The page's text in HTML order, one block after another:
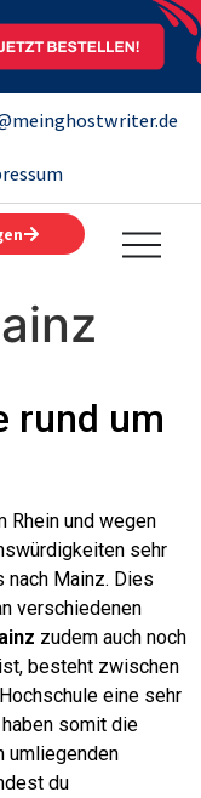
rund um
Rhein und wegen
sehr
nach Mainz. Dies
verschiedenen
zudem auch noch
besteht zwischen
eine sehr
haben somit die
umliegenden
du